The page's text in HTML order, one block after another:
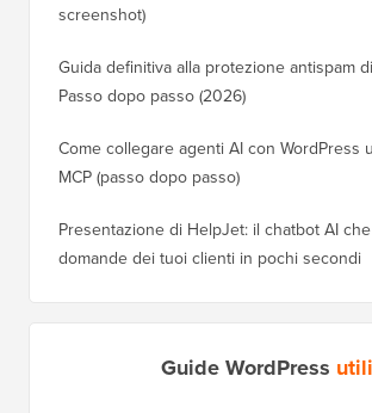
screenshot)
Guida definitiva alla protezione antispam
Passo dopo passo (2026)
Come collegare agenti AI con WordPress
MCP (passo dopo passo)
Presentazione di HelpJet: il chatbot AI
domande dei tuoi clienti in pochi secondi
Guide WordPress utili